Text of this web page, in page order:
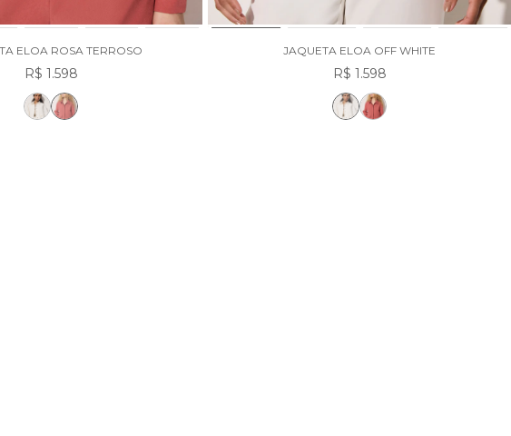
ELOA ROSA TERROSO
R$ 1.598
JAQUETA ELOA OFF WHITE
R$ 1.598